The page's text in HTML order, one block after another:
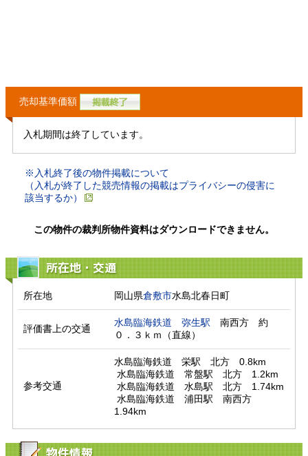
売却基準価額
入札期間は終了しています。
※入札終了後の物件掲載について
（入札が終了した競売情報の掲載はプライバシーの侵害に
該当するか）
この物件の裁判所物件資料はダウンロードできません。
所在地・交通
所在地 岡山県倉敷市水島北春日町
評価書上の交通
水島臨海鉄道 弥生駅 南西方　約
０．３ｋｍ（直線）
参考交通
水島臨海鉄道　栄駅　北方　0.8km
1.94km